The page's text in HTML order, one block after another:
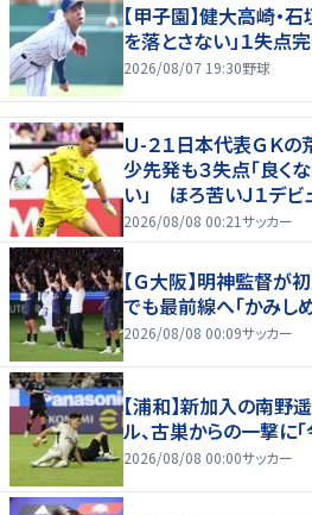
【甲子園】健大高崎・
を落とさない」１失点
2026/08/07 19:30野球
Ｕ-２１日本代表ＧＫ
少先発も３失点「良く
い」 ほろ苦いＪ１デビ
2026/08/08 00:21サッカー
【Ｇ大阪】明神監督が
でも最前線へ「かみし
2026/08/08 00:09サッカー
【浦和】新加入の南野
ル、古巣からの一撃に
2026/08/08 00:00サッカー